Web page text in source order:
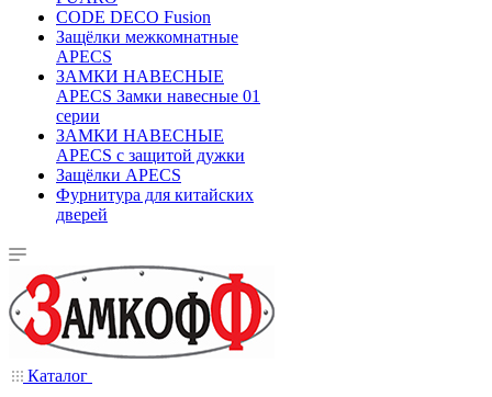
CODE DECO Fusion
Защёлки межкомнатные
APECS
ЗАМКИ НАВЕСНЫЕ
APECS Замки навесные 01
серии
ЗАМКИ НАВЕСНЫЕ
APECS с защитой дужки
Защёлки APECS
Фурнитура для китайских
дверей
Каталог